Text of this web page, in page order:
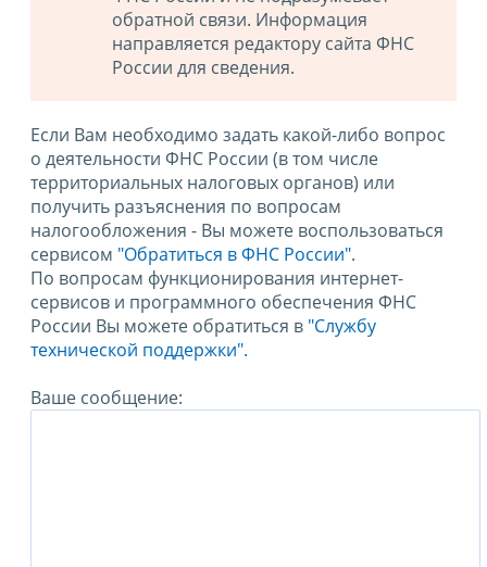
обратной связи. Информация
направляется редактору сайта ФНС
России для сведения.
Если Вам необходимо задать какой-либо вопрос
о деятельности ФНС России (в том числе
территориальных налоговых органов) или
получить разъяснения по вопросам
налогообложения - Вы можете воспользоваться
сервисом "Обратиться в ФНС России".
По вопросам функционирования интернет-
сервисов и программного обеспечения ФНС
России Вы можете обратиться в "Службу
технической поддержки".
Ваше сообщение: